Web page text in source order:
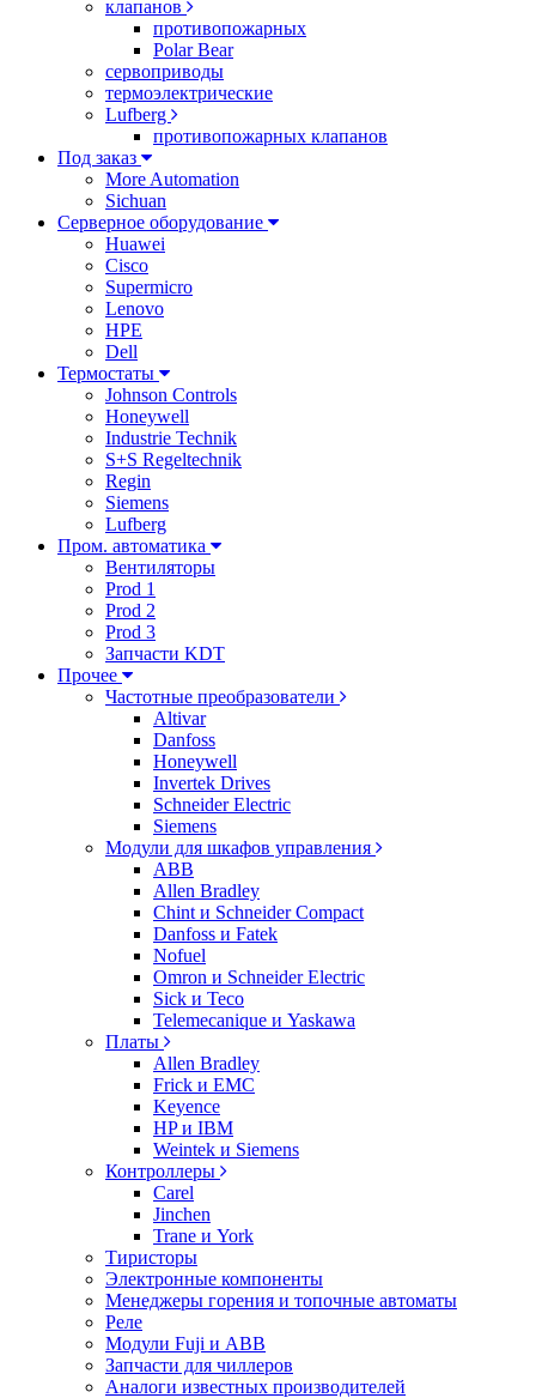
клапанов
противопожарных
Polar Bear
сервоприводы
термоэлектрические
Lufberg
противопожарных клапанов
Под заказ
More Automation
Sichuan
Серверное оборудование
Huawei
Cisco
Supermicro
Lenovo
HPE
Dell
Термостаты
Johnson Controls
Honeywell
Industrie Technik
S+S Regeltechnik
Regin
Siemens
Lufberg
Пром. автоматика
Вентиляторы
Prod 1
Prod 2
Prod 3
Запчасти KDT
Прочее
Частотные преобразователи
Altivar
Danfoss
Honeywell
Invertek Drives
Schneider Electric
Siemens
Модули для шкафов управления
ABB
Allen Bradley
Chint и Schneider Compact
Danfoss и Fatek
Nofuel
Omron и Schneider Electric
Sick и Teco
Telemecanique и Yaskawa
Платы
Allen Bradley
Frick и EMC
Keyence
HP и IBM
Weintek и Siemens
Контроллеры
Carel
Jinchen
Trane и York
Тиристоры
Электронные компоненты
Менеджеры горения и топочные автоматы
Реле
Модули Fuji и ABB
Запчасти для чиллеров
Аналоги известных производителей